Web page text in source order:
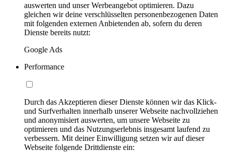
auswerten und unser Werbeangebot optimieren. Dazu
gleichen wir deine verschlüsselten personenbezogenen Daten
mit folgenden externen Anbietenden ab, sofern du deren
Dienste bereits nutzt:
Google Ads
Performance
Durch das Akzeptieren dieser Dienste können wir das Klick-
und Surfverhalten innerhalb unserer Webseite nachvollziehen
und anonymisiert auswerten, um unsere Webseite zu
optimieren und das Nutzungserlebnis insgesamt laufend zu
verbessern. Mit deiner Einwilligung setzen wir auf dieser
Webseite folgende Drittdienste ein: